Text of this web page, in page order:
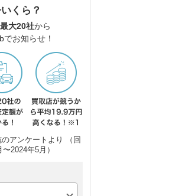
くら？
最大20社から
お知らせ！
アンケートより （回
2024年5月）